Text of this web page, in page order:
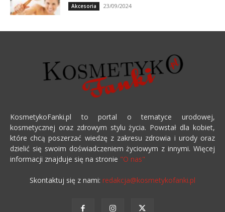
Akcesoria 23/09/2024
KosmetykoFanki.pl to portal o tematyce urodowej,
kosmetycznej oraz zdrowym stylu życia. Powstał dla kobiet,
które chcą poszerzać wiedzę z zakresu zdrowia i urody oraz
dzielić się swoim doświadczeniem życiowym z innymi. Więcej
informacji znajduje się na stronie "O nas"
Skontaktuj się z nami: redakcja@kosmetykofanki.pl